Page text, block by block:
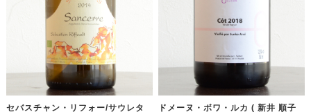
セバスチャン・リフォー/サウレタ ドメーヌ・ボワ・ルカ ( 新井 順子